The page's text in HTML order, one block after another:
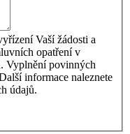
Vaší žádosti a
opatření v
Vyplnění povinných
informace naleznete
údajů.